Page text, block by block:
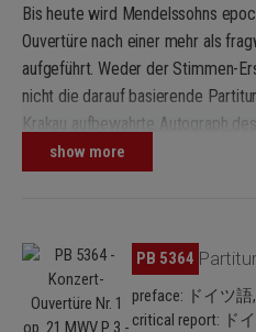
Bis heute wird Mendelssohns
Ouvertüre nach einer mehr als
aufgeführt. Weder der Stimmen-
nicht die darauf basierende
Krakau aufbewahrte Autograph
zurück kein Wunder, denn
leichtfertig aus der Hand gegeben,
Autograph von 1826: es ist klar,
beträchtlich von der
Noten, vor allem aber stimmige,
show more
Skip image gallery PB 5364 Partitur
preface: ドイツ
critical report: ド